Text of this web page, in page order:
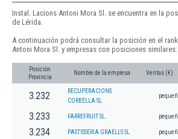
Instal. Lacions Antoni Mora Sl. se encuentra en la
de Lérida.
A continuación podrá consultar la posición en el
Antoni Mora Sl. y empresas con posiciones similares:
Posición
Provincia
Nombre de la empresa Ventas (€)
3.232
RECUPERACIONS
CORBELLA SL
3.233 FARREFRUIT SL.
3.234 PASTISSERIA GRAELLS SL